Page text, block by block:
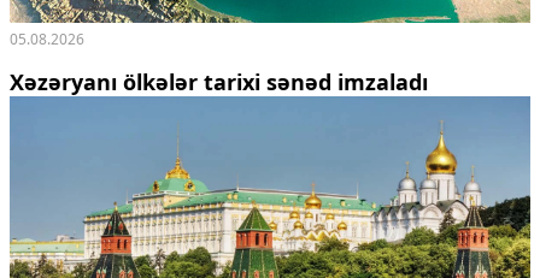
05.08.2026
Xəzəryanı ölkələr tarixi sənəd imzaladı